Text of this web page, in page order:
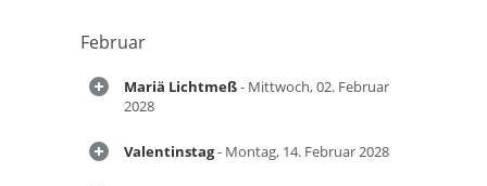
Februar
Mariä Lichtmeß- Mittwoch, 02. Februar
2028
Valentinstag- Montag, 14. Februar 2028